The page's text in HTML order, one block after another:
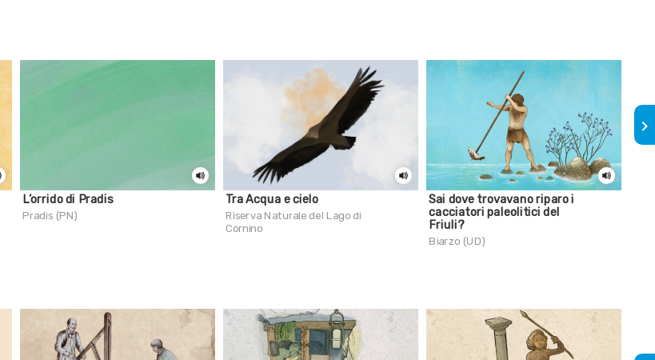
L’orrido di Pradis
Pradis (PN)
Tra Acqua e cielo
Riserva Naturale del Lago di
Cornino
Sai dove trovavano riparo i
cacciatori paleolitici del
Friuli?
Biarzo (UD)
keyboard_arrow_right